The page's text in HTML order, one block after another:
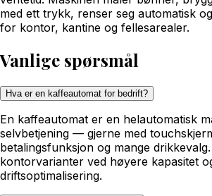
med ett trykk, renser seg automatisk
for kontor, kantine og fellesarealer.
Vanlige spørsmål
Hva er en kaffeautomat for bedrift?
En kaffeautomat er en helautomatisk
selvbetjening — gjerne med
betalingsfunksjon og mange
kontorvarianter ved høyere kapasitet
driftsoptimalisering.